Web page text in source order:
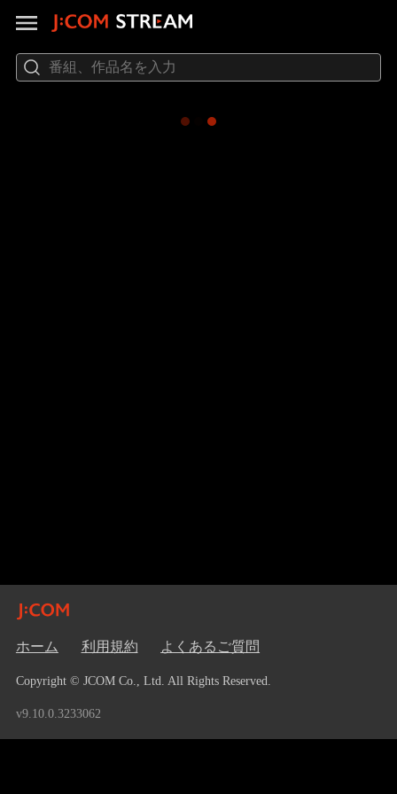
ホーム 利用規約 よくあるご質問
Copyright © JCOM Co., Ltd. All Rights Reserved.
v9.10.0.3233062